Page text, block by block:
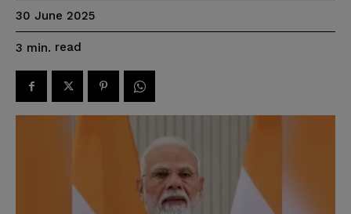
30 June 2025
3 min. read